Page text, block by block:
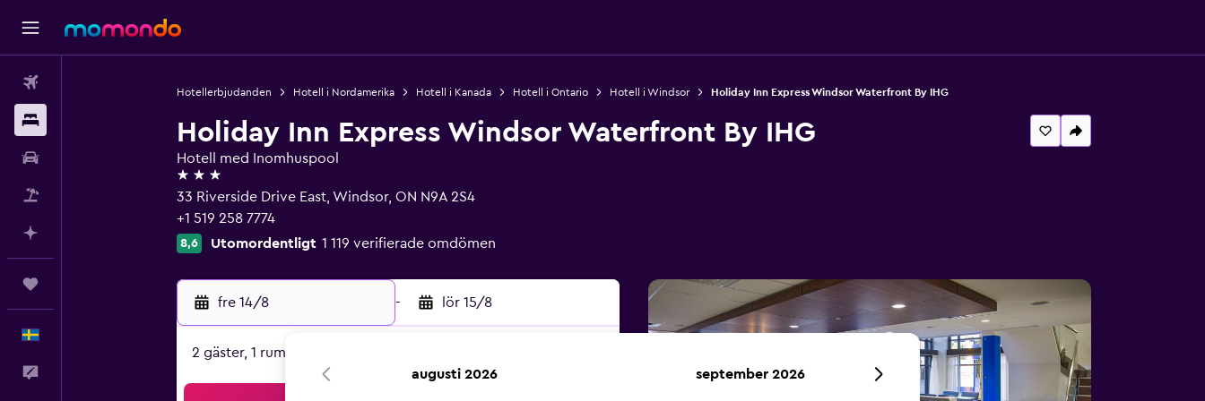
Hotellerbjudanden Hotell i Nordamerika Hotell i Kanada Hotell i Ontario Hotell i Windsor Holiday Inn Express Windsor Waterfront By IHG
Holiday Inn Express Windsor Waterfront By IHG
Hotell med Inomhuspool
3 stjärnor
33 Riverside Drive East, Windsor, ON N9A 2S4
+1 519 258 7774
8,6 Utomordentligt 1 119 verifierade omdömen
fre 14/8 - lör 15/8
2 gäster, 1 rum
augusti 2026 september 2026